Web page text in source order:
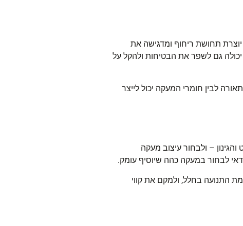
תחושת ריחוף ומדגישה את
גם לשפר את הבטיחות ולהקל על
לבין חומרי המעקה יכול לייצר
– ולבחור עיצוב מעקה
לבחור במעקה כהה שיוסיף עומק.
התנועה בחלל, ולמקם את קווי